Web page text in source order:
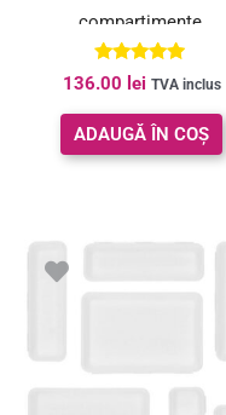
compartimente,
43x31x173cm, alb
Evaluat la
5.00
din 5
136.00 lei TVA inclus
ADAUGĂ ÎN COȘ